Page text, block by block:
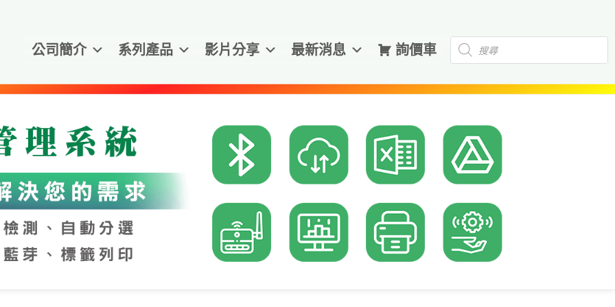
公司簡介 系列產品 影片分享 最新消息 詢價車
Products
search